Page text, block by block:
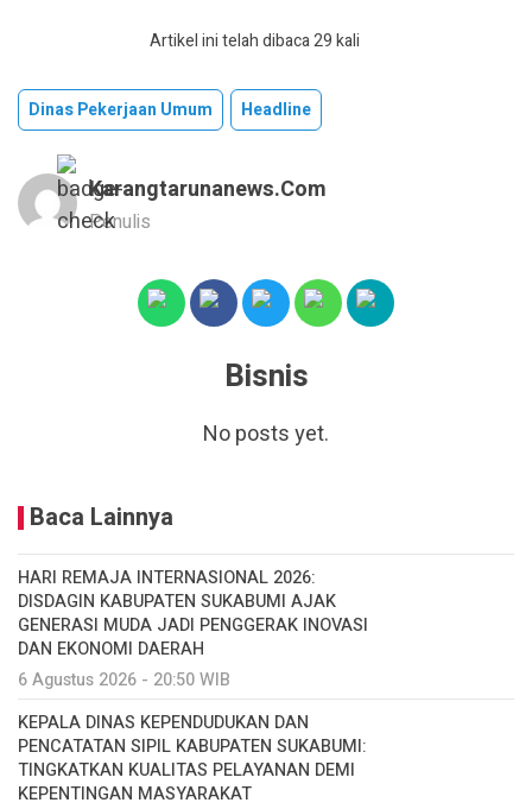
Artikel ini telah dibaca 29 kali
Dinas Pekerjaan Umum Headline
Karangtarunanews.com
Penulis
Bisnis
No posts yet.
Baca Lainnya
HARI REMAJA INTERNASIONAL 2026:
DISDAGIN KABUPATEN SUKABUMI AJAK
GENERASI MUDA JADI PENGGERAK INOVASI
DAN EKONOMI DAERAH
6 Agustus 2026 - 20:50 WIB
KEPALA DINAS KEPENDUDUKAN DAN
PENCATATAN SIPIL KABUPATEN SUKABUMI:
TINGKATKAN KUALITAS PELAYANAN DEMI
KEPENTINGAN MASYARAKAT